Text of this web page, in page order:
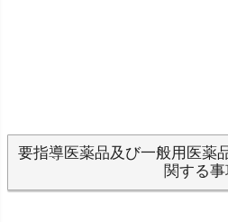
要指導医薬品及び一般用医薬
関する事